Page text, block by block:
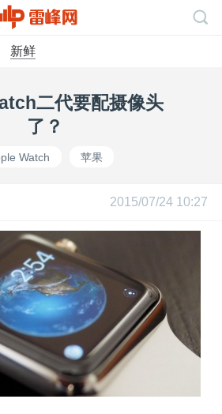
新鲜
二代要配摄像头
了？
Watch 苹果
2015/07/24 10:27